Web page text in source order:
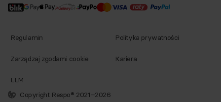
Copyright Respo® 2021–2026
Regulamin Polityka prywatności
Zarządzaj zgodami cookie Kariera
LLM